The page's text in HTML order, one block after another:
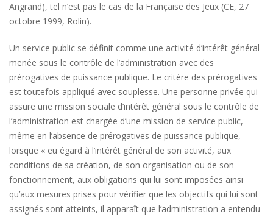
Angrand), tel n’est pas le cas de la Française des Jeux (CE, 27
octobre 1999, Rolin).
Un service public se définit comme une activité d’intérêt général
menée sous le contrôle de l’administration avec des
prérogatives de puissance publique. Le critère des prérogatives
est toutefois appliqué avec souplesse. Une personne privée qui
assure une mission sociale d’intérêt général sous le contrôle de
l’administration est chargée d’une mission de service public,
même en l’absence de prérogatives de puissance publique,
lorsque « eu égard à l’intérêt général de son activité, aux
conditions de sa création, de son organisation ou de son
fonctionnement, aux obligations qui lui sont imposées ainsi
qu’aux mesures prises pour vérifier que les objectifs qui lui sont
assignés sont atteints, il apparaît que l’administration a entendu